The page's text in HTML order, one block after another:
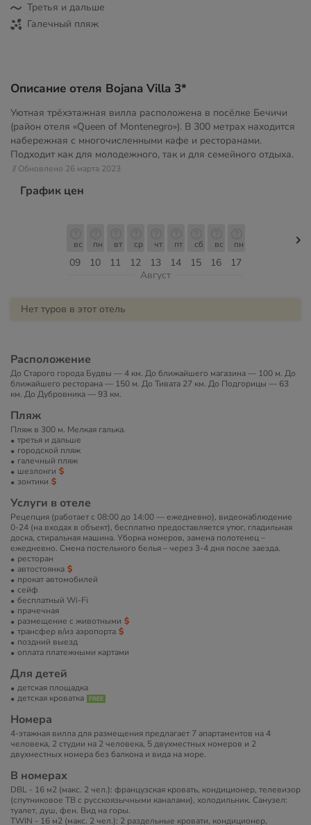
Третья и дальше
Галечный пляж
Описание отеля Bojana Villa 3*
Уютная трёхэтажная вилла расположена в посёлке Бечичи
(район отеля «Queen of Montenegro»). В 300 метрах находится
набережная с многочисленными кафе и ресторанами.
Подходит как для молодежного, так и для семейного отдыха.
// Обновлено 26 марта 2023
График цен
09
вс
10
пн
11
вт
12
ср
13
чт
14
пт
15
сб
16
вс
17
пн
Август
Нет туров в этот отель
Расположение
До Старого города Будвы — 4 км. До ближайшего магазина — 100 м. До
ближайшего ресторана — 150 м. До Тивата 27 км. До Подгорицы — 63
км. До Дубровника — 93 км.
Пляж
Пляж в 300 м. Мелкая галька.
третья и дальше
городской пляж
галечный пляж
шезлонги
зонтики
Услуги в отеле
Рецепция (работает с 08:00 до 14:00 — ежедневно), видеонаблюдение
0-24 (на входах в объект), бесплатно предоставляется утюг, гладильная
доска, стиральная машина. Уборка номеров, замена полотенец –
ежедневно. Смена постельного белья – через 3-4 дня после заезда.
ресторан
автостоянка
прокат автомобилей
сейф
бесплатный Wi-Fi
прачечная
размещение с животными
трансфер в/из аэропорта
поздний выезд
оплата платежными картами
Для детей
детская площадка
детская кроватка
Номера
4-этажная вилла для размещения предлагает 7 апартаментов на 4
человека, 2 студии на 2 человека, 5 двухместных номеров и 2
двухместных номера без балкона и вида на море.
В номерах
DBL - 16 м2 (макс. 2 чел.): французская кровать, кондиционер, телевизор
(спутниковое ТВ c русскоязычными каналами), холодильник. Санузел:
туалет, душ, фен. Вид на горы.
TWIN - 16 м2 (макс. 2 чел.): 2 раздельные кровати, кондиционер,